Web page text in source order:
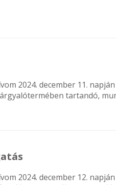
2024. december 11.
tartandó,
2024. december 12.